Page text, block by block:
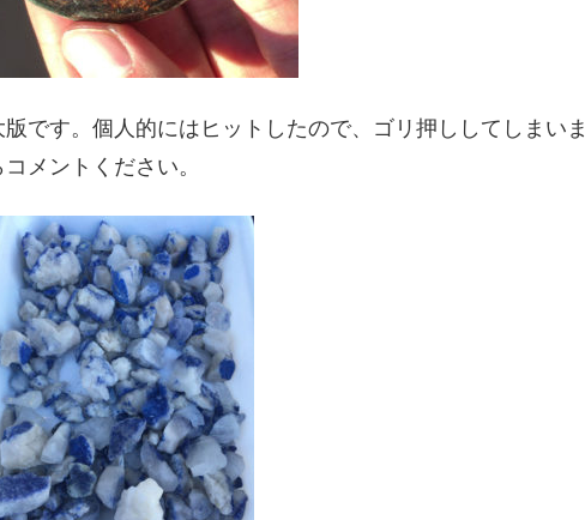
です。個人的にはヒットしたので、ゴリ押ししてしまいま
メントください。